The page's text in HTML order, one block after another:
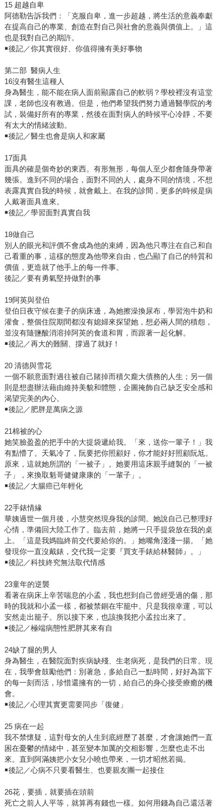
15 超越自卑
阿德勒告訴我們：「克服自卑，進一步超越，將生活的意義奉獻
在提高自己的專業、創造在對自己與社會的意義與價值上。」這
也是我對自己的期許。
￭後記／你其實很好、你值得擁有美好事物
第二部 醫病人生
16沒有醫生這種人
身為醫生，能不能在病人面前顯露自己的軟弱？學校裡沒有這堂
課，老師也沒有教過。但是，他們希望我們努力通過醫學院的考
試，裝備好所有的專業，然後在面對病人的時候平心冷靜，不要
有太大的情緒波動。
￭後記／醫生也會是病人和家屬
17面具
面具的確是個奇妙的東西。有形無形，每個人至少都會隨身帶著
幾張。進到不同的場合，面對不同的人，處身不同的情境，不想
表露真實自我的時候，就會戴上。在我的診間，更多的時候是病
人戴著面具進來。
￭後記／學習面對真實自我
18做自己
別人的眼光和評價不會成為他的束縛，因為他只專注在自己和自
己看重的事，這樣的態度為他帶來自由，也凸顯了自己的特質和
價值，更造就了他手上的每一件事。
後記／要有勇氣堅持做對的事
19阿英與登伯
登伯日夜守候在妻子的病床邊，為她擦澡換尿布，學習泡牛奶和
灌食，整個住院期間都沒有媳婦來探望她，想必兩人間的積怨，
並沒有隨鹽酸消溶掉阿英的食道和胃，而跟著一起化解。
￭後記／再大的難關、撐過了就好！
20 清德與雪花
一個不願意面對過往被自己賭掉而積欠龐大債務的人生；另一個
則是想盡辦法藉由維持美貌和體態，企圖掩飾自己缺乏安全感和
渴望完美的內心。
￭後記／肥胖是萬病之源
21棉被的心
她笑臉盈盈的把手中的大提袋遞給我。「來，送你一輩子！」我
有點懵了。天氣冷了，阮要把你照顧好，你才能好好照顧阮尪。
原來，這就她所謂的「一被子」。她要用這床親手縫製的「一被
子」，來換取魁哥健健康康的「一輩子」。
￭後記／大腸癌已年輕化
22手錶情緣
華姨過世一個月後，小慧突然現身我的診間。她說自己已整理好
心情，準備回大陸工作了。臨去前，她將一只手提袋放在我的桌
上。「這是我媽臨終前交代要給你的。」她嘴角淺淺一揚。「她
發現你一直沒戴錶，交代我一定要『買支手錶給林醫師』。」
￭後記／科技終究無法取代情感
23童年的逆襲
看著在病床上辛苦喘息的小孟，我也想到自己曾經受過的傷，那
時的我就和小孟一樣，都被禁錮在牢籠中。只是我很幸運，可以
安然走出籠子。所以接下來，也該換我把小孟拉出來了。
￭後記／極端病態性肥胖其來有自
24缺了腿的男人
身為醫生，在醫院面對疾病缺殘、生老病死，是我們的日常。現
在，我學會鼓勵他們：別著急，多給自己一點時間，好好為當下
的每一刻而活，珍惜還擁有的一切，給自己的身心接受療癒的機
會。
￭後記／心理其實更需要同步「復健」
25 病在一起
我不禁懷疑，這對母女的人生到底經歷了甚麼，才會讓她們一直
困在憂鬱的情緒中，甚至變本加厲的交相影響，怎麼也走不出
來。直到阿滿姨把小女兒小曉也帶來，一切才昭然若揭。
￭後記／心病不只要看醫生、也要親友團一起接住
26花，要插，就要插在頭前
死亡之前人人平等，就算再有錢也一樣。如何用錢為自己還活著